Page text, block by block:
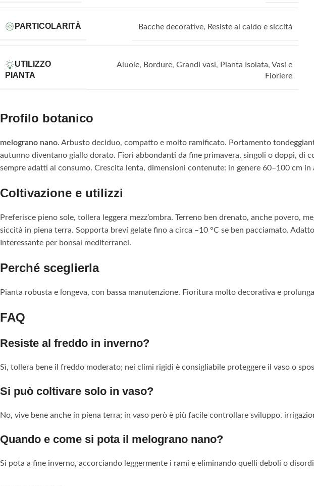
PARTICOLARITÀ Bacche decorative, Resiste al caldo e siccità
UTILIZZO
PIANTA
Aiuole, Bordure, Grandi vasi, Pianta Isolata, Vasi e
Fioriere
Profilo botanico
melograno nano. Arbusto deciduo, compatto e molto ramificato. Portamento
autunno diventano giallo dorato. Fiori abbondanti da fine primavera, singoli o doppi,
sempre adatti al consumo. Crescita lenta, dimensioni contenute: in genere 60–100 cm
Coltivazione e utilizzi
Preferisce pieno sole, tollera leggera mezz’ombra. Terreno ben drenato, anche povero,
siccità in piena terra. Sopporta brevi gelate fino a circa –10 °C se ben pacciamato.
Interessante per bonsai mediterranei.
Perché sceglierla
Pianta robusta e longeva, con bassa manutenzione. Fioritura molto decorativa e
FAQ
Resiste al freddo in inverno?
Sì, tollera bene il freddo moderato; nei climi rigidi è consigliabile proteggere il vaso o
Si può coltivare solo in vaso?
No, vive bene anche in piena terra; in vaso però è più facile controllare sviluppo,
Quando e come si pota il melograno nano?
Si pota a fine inverno, accorciando leggermente i rami e eliminando quelli deboli o